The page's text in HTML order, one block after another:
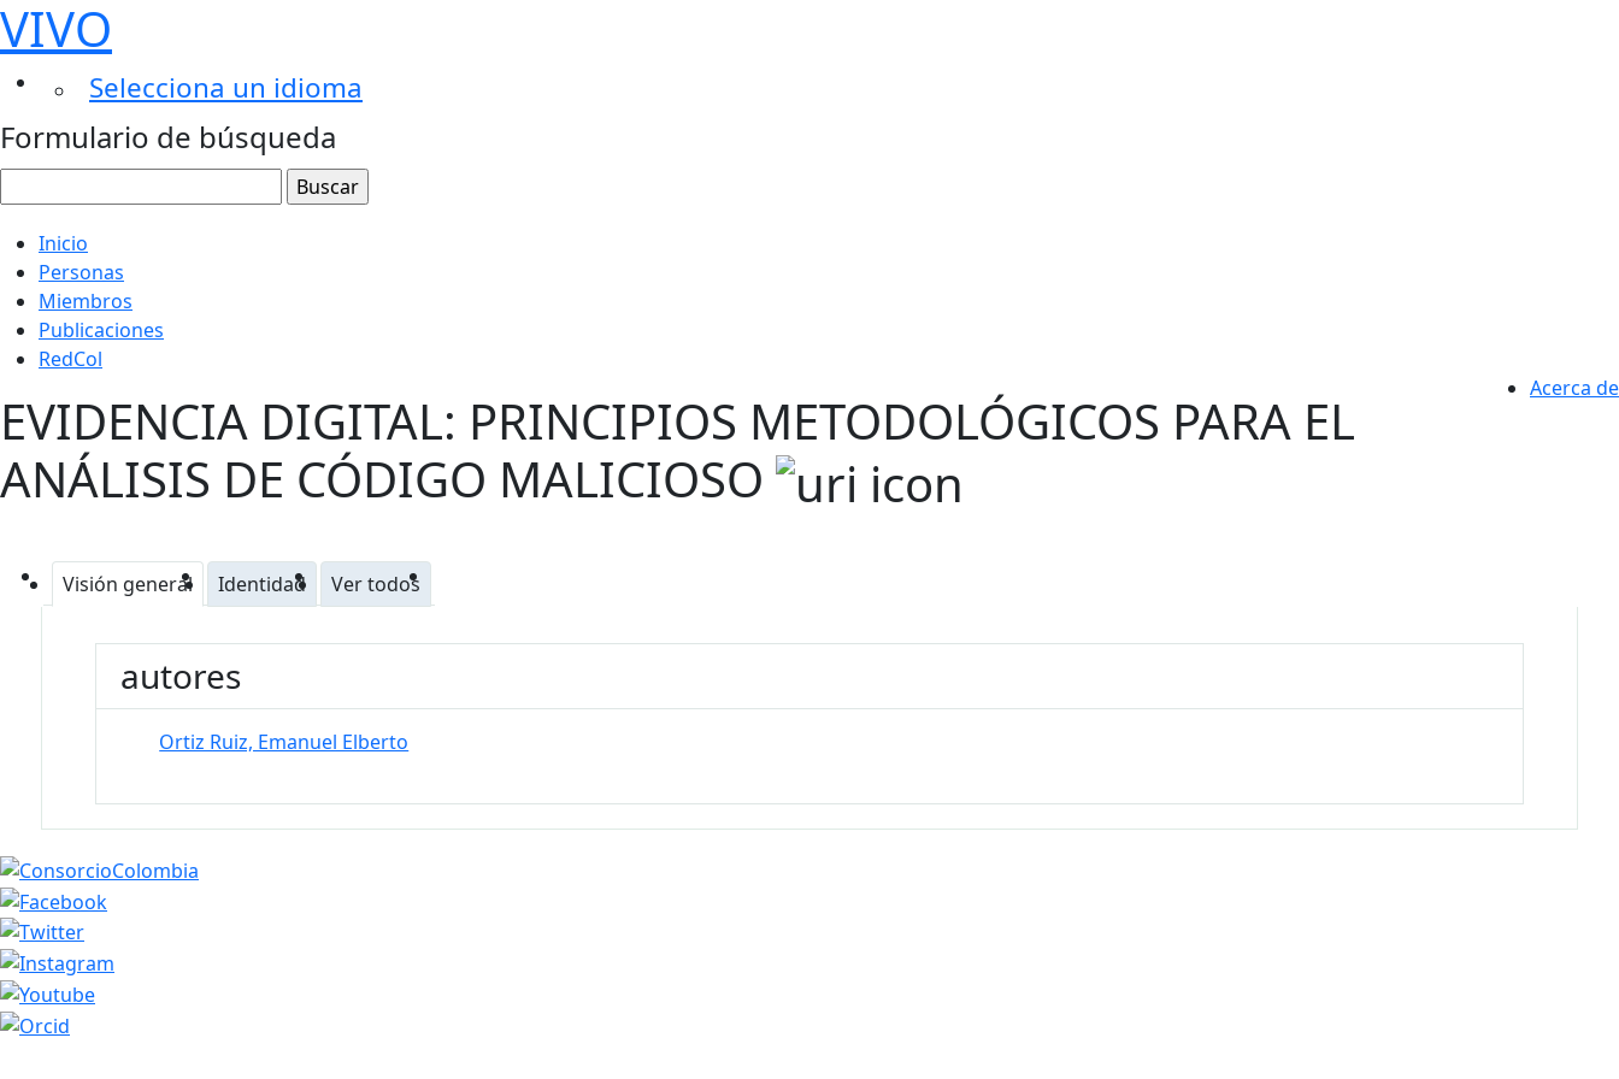
VIVO
Selecciona un idioma
Formulario de búsqueda
Inicio
Personas
Miembros
Publicaciones
RedCol
Acerca de
EVIDENCIA DIGITAL: PRINCIPIOS METODOLÓGICOS PARA EL
ANÁLISIS DE CÓDIGO MALICIOSO
Visión general Identidad Ver todos
autores
Ortiz Ruiz, Emanuel Elberto